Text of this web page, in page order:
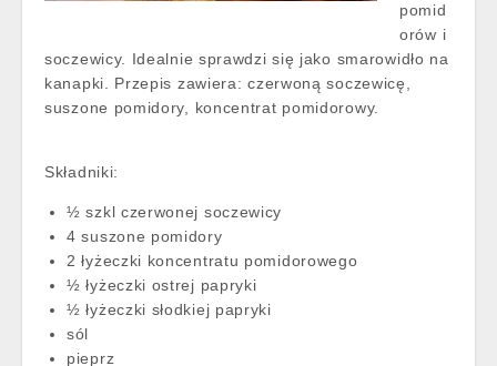
pomid
orów i
soczewicy. Idealnie sprawdzi się jako smarowidło na
kanapki. Przepis zawiera: czerwoną soczewicę,
suszone pomidory, koncentrat pomidorowy.
Składniki:
½ szkl czerwonej soczewicy
4 suszone pomidory
2 łyżeczki koncentratu pomidorowego
½ łyżeczki ostrej papryki
½ łyżeczki słodkiej papryki
sól
pieprz